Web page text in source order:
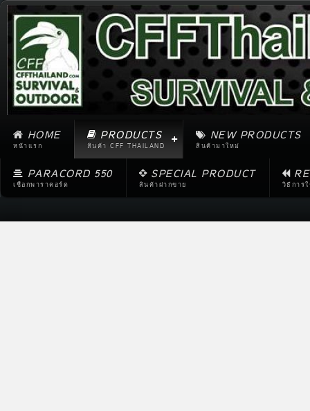
HOME
หน้าแรก
PRODUCTS
สินค้า CFF THAILAND
NEW PRODUCTS
สินค้ามาใหม่
PARACORD 550
เชือกพาราคอร์ด
SPECIAL PRODUCT
สินค้าฝากขาย วิธีการ